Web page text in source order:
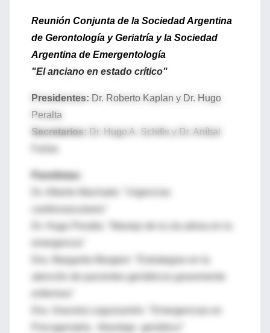
Reunión Conjunta de la Sociedad Argentina
de Gerontología y Geriatría y la Sociedad
Argentina de Emergentología
"El anciano en estado crítico"
Presidentes: Dr. Roberto Kaplan y Dr. Hugo
Peralta
Secretarios: Dr. Hugo A. Schifis y Dr. Aníbal
Panelistas:
Dr. Alberto Machado: "Urgencias
Dr. Hugo Peralta: "Manejo de la vía aérea en la
emergencia"
Dra. Margarita Murgieri: "Estrategias en la
atención de pacientes geriátricos gravemente
Dra. Graciela Leguizamón: "Emergencias en
Psicogeriatría. Abordaje geriátrico"